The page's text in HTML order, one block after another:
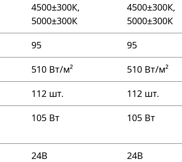
4500±300К,
5000±300К
4500±300К,
5000±300К
95
95
510 Вт/м²
510 Вт/м²
112 шт.
112 шт.
105 Вт 105 Вт
24В
24В